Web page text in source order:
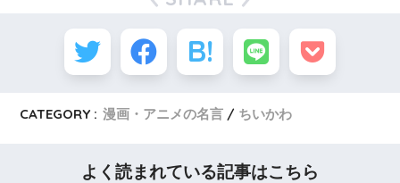
CATEGORY : 漫画・アニメの名言 ちいかわ
よく読まれている記事はこちら